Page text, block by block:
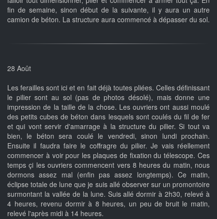
fin de semaine, sinon début de la suivante, il y aura un autre
camion de béton. La structure aura commencé à dépasser du sol.
28 Août
Les ferailles sont ici et en fait déjà toutes pliées. Celles définissant
le pilier sont au sol (pas de photos désolé), mais donne une
impression de la taille de la chose. Les ouvriers ont aussi moulé
des petits cubes de béton dans lesquels sont coulés du fil de fer
et qui vont servir d'amarrage à la structure du pilier. Si tout va
bien, le béton sera coulé le vendredi, sinon lundi prochain.
Ensuite il faudra faire le coffragre du pilier. Je vais réellement
commencer à voir pour les plaques de fixation du télescope. Ces
temps çi les ouvriers commencent vers 8 heures du matin, nous
dormons assez mal (enfin pas assez longtemps). Ce matin,
éclipse totale de lune que je suis allé observer sur un promontoire
surmontant la vallée de la lune. Suis allé dormir à 2h30, relevé à
4 heures, revenu dormir à 8 heures, un peu de bruit le matin,
relevé l'après midi à 14 heures.